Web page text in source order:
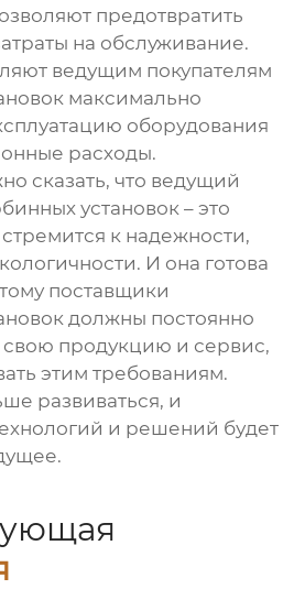
предотвратить
на обслуживание.
ведущим покупателям
максимально
оборудования
расходы.
сказать, что ведущий
установок – это
к надежности,
И она готова
поставщики
должны постоянно
свою продукцию и сервис,
этим требованиям.
развиваться, и
и решений будет